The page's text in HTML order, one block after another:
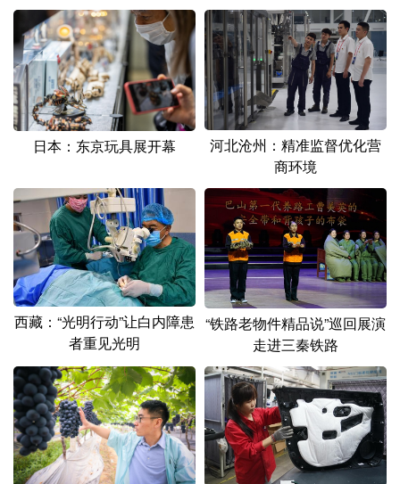
Deutsch Português
日本：东京玩具展开幕
河北沧州：精准监督优化营
商环境
西藏：“光明行动”让白内障患
者重见光明
“铁路老物件精品说”巡回展演
走进三秦铁路